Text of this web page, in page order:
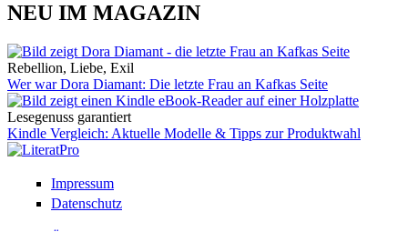
NEU IM MAGAZIN
Rebellion, Liebe, Exil
Wer war Dora Diamant: Die letzte Frau an Kafkas Seite
Lesegenuss garantiert
Kindle Vergleich: Aktuelle Modelle & Tipps zur Produktwahl
Impressum
Datenschutz